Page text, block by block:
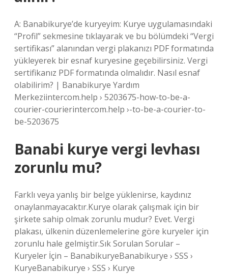
A: Banabikurye’de kuryeyim: Kurye uygulamasındaki
“Profil” sekmesine tıklayarak ve bu bölümdeki “Vergi
sertifikası” alanından vergi plakanızı PDF formatında
yükleyerek bir esnaf kuryesine geçebilirsiniz. Vergi
sertifikanız PDF formatında olmalıdır. Nasıl esnaf
olabilirim? | Banabikurye Yardım
Merkeziintercom.help › 5203675-how-to-be-a-
courier-courierintercom.help ›-to-be-a-courier-to-
be-5203675
Banabi kurye vergi levhası
zorunlu mu?
Farklı veya yanlış bir belge yüklenirse, kaydınız
onaylanmayacaktır.Kurye olarak çalışmak için bir
şirkete sahip olmak zorunlu mudur? Evet. Vergi
plakası, ülkenin düzenlemelerine göre kuryeler için
zorunlu hale gelmiştir.Sık Sorulan Sorular –
Kuryeler İçin – BanabikuryeBanabikurye › SSS ›
KuryeBanabikurye › SSS › Kurye